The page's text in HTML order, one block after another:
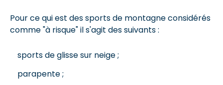
Pour ce qui est des sports de montagne considérés
comme "à risque" il s'agit des suivants :
sports de glisse sur neige ;
parapente ;